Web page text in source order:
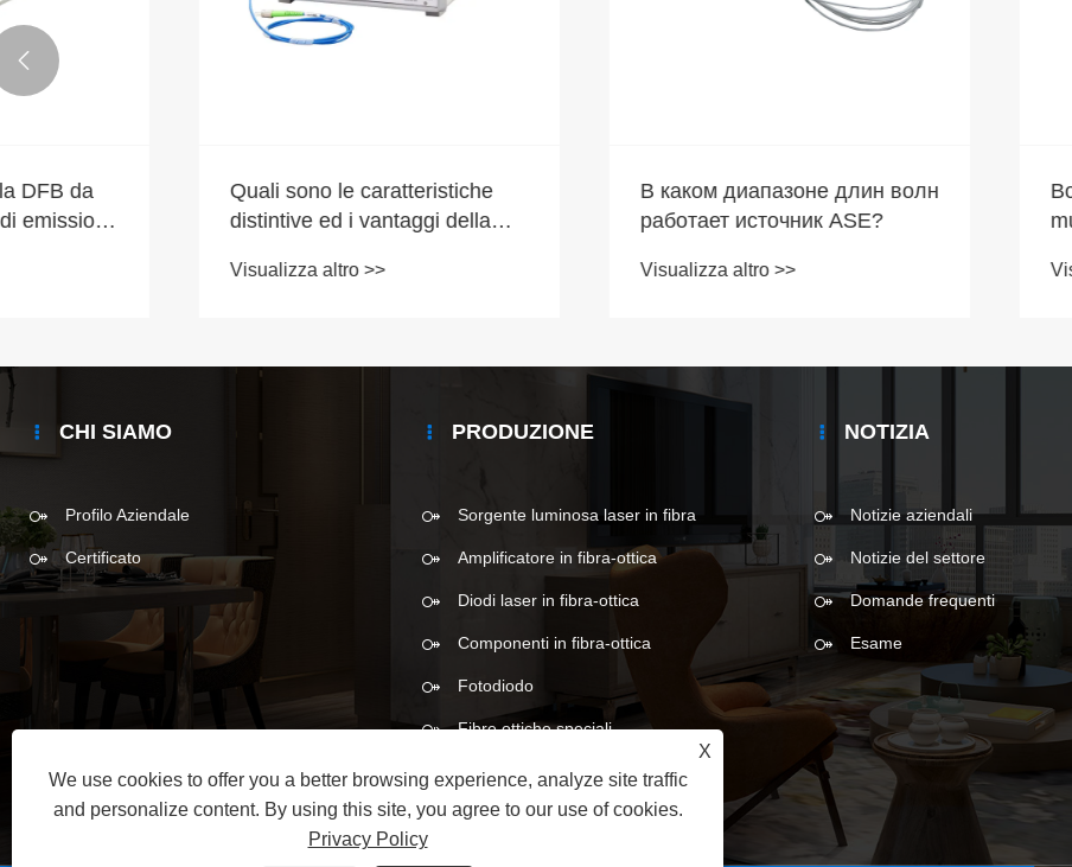
Diodo laser a farfalla DFB da
1550 nm con linea di emissione
Quali sono le caratteristiche
distintive ed i vantaggi della
larga ASE rispetto ad una
В каком диапазоне
работает источник

CHI SIAMO
Profilo Aziendale
Certificato
PRODUZIONE
Sorgente luminosa laser in fibra
Amplificatore in fibra-ottica
Diodi laser in fibra-ottica
Componenti in fibra-ottica
Fotodiodo
Fibre ottiche speciali
NOTIZIA
Notizie aziendali
Notizie del settore
Domande frequenti
Esame
X
We use cookies to offer you a better browsing experience, analyze site traffic
and personalize content. By using this site, you agree to our use of cookies.
Privacy Policy